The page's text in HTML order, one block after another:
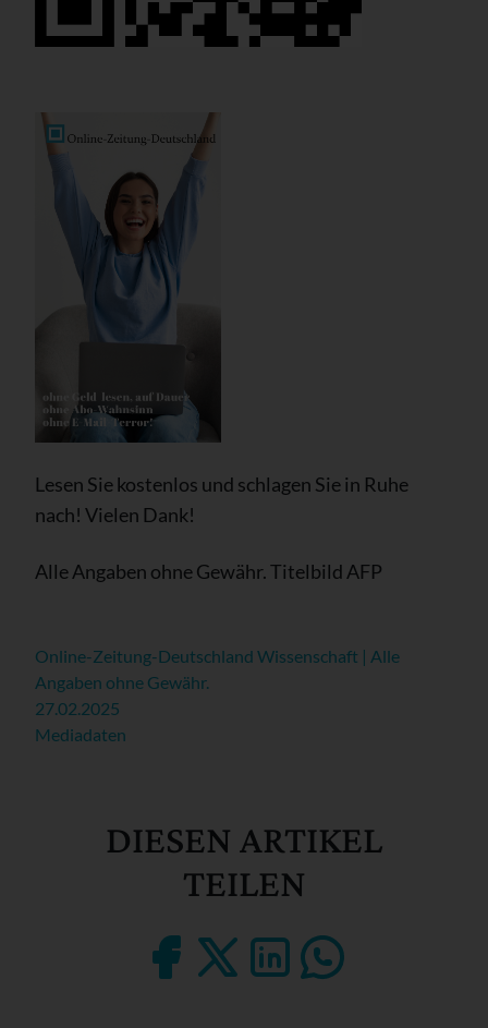
Lesen Sie kostenlos und schlagen Sie in Ruhe
nach! Vielen Dank!
Alle Angaben ohne Gewähr. Titelbild AFP
Online-Zeitung-Deutschland Wissenschaft | Alle
Angaben ohne Gewähr.
27.02.2025
Mediadaten
DIESEN ARTIKEL
TEILEN